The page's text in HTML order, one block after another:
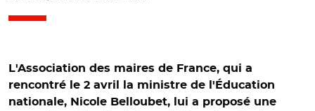
L'Association des maires de France, qui a
rencontré le 2 avril la ministre de l'Éducation
nationale, Nicole Belloubet, lui a proposé une